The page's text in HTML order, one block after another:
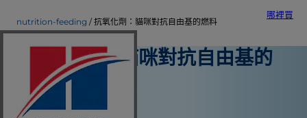
哪裡買
nutrition-feeding 抗氧化劑：貓咪對抗自由基的燃料
抗氧化劑：貓咪對抗自由基的
燃料
營養與餵食
希爾思內部作者